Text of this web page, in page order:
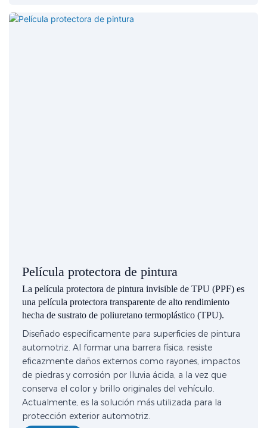
Película protectora de pintura
La película protectora de pintura invisible de TPU (PPF) es
una película protectora transparente de alto rendimiento
hecha de sustrato de poliuretano termoplástico (TPU).
Diseñado específicamente para superficies de pintura
automotriz. Al formar una barrera física, resiste
eficazmente daños externos como rayones, impactos
de piedras y corrosión por lluvia ácida, a la vez que
conserva el color y brillo originales del vehículo.
Actualmente, es la solución más utilizada para la
protección exterior automotriz.